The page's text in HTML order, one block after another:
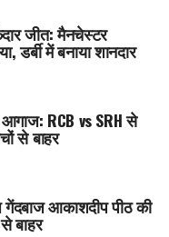
जीत: मैनचेस्टर
डर्बी में बनाया शानदार
RCB vs SRH से
से बाहर
आकाशदीप पीठ की
बाहर